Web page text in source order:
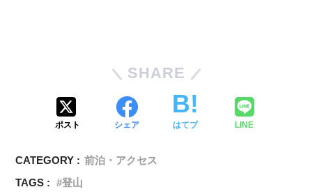
SHARE
ポスト シェア はてブ LINE
CATEGORY : 前泊・アクセス
TAGS :
登山